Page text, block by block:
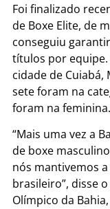
Foi finalizado
de Boxe Elite, de
conseguiu
títulos por equipe.
cidade de Cuiabá,
sete foram na
foram na feminina.
“Mais uma vez a
de boxe
nós mantivemos
brasileiro”, disse
Olímpico da